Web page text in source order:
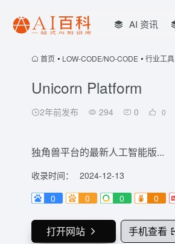
AI 资讯
首页 • LOW-CODE/NO-CODE • 行业工具
Unicorn Platform
2年前发布 294 0 0
独角兽平台的最新人工智能版...
收录时间：
2024-12-13
0
0 0 0
打开网站 手机查看